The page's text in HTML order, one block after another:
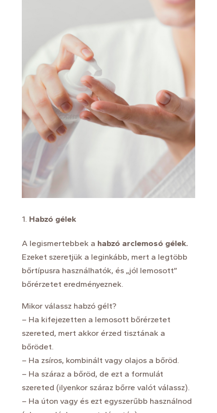
Habzó gélek
A legismertebbek a habzó arclemosó gélek.
Ezeket szeretjük a leginkább, mert a legtöbb
bőrtípusra használhatók, és „jól lemosott”
bőrérzetet eredményeznek.
Mikor válassz habzó gélt?
– Ha kifejezetten a lemosott bőrérzetet
szereted, mert akkor érzed tisztának a
bőrödet.
– Ha zsíros, kombinált vagy olajos a bőröd.
– Ha száraz a bőröd, de ezt a formulát
szereted (ilyenkor száraz bőrre valót válassz).
– Ha úton vagy és ezt egyszerűbb használnod